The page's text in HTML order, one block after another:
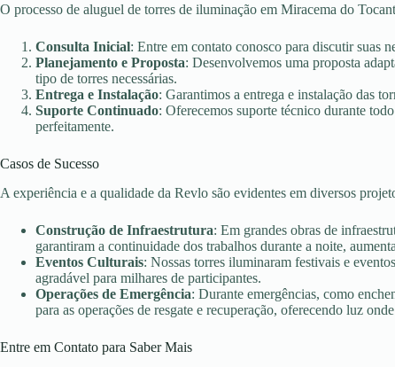
O processo de aluguel de torres de iluminação em Miracema do
Consulta Inicial: Entre em contato conosco para discutir suas
Planejamento e Proposta: Desenvolvemos uma proposta
tipo de torres necessárias.
Entrega e Instalação: Garantimos a entrega e instalação das
Suporte Continuado: Oferecemos suporte técnico durante
perfeitamente.
Casos de Sucesso
A experiência e a qualidade da Revlo são evidentes em diversos
Construção de Infraestrutura: Em grandes obras de
garantiram a continuidade dos trabalhos durante a noite,
Eventos Culturais: Nossas torres iluminaram festivais e
agradável para milhares de participantes.
Operações de Emergência: Durante emergências, como
para as operações de resgate e recuperação, oferecendo luz
Entre em Contato para Saber Mais